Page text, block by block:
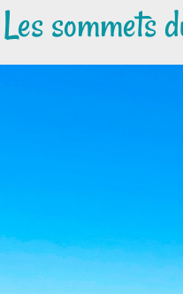
Les sommets